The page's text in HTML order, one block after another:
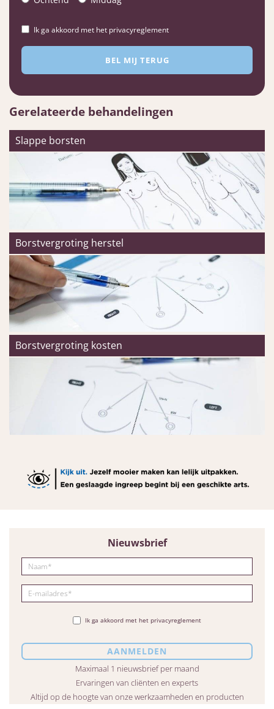
Ik ga akkoord met het privacyreglement
Gerelateerde behandelingen
Slappe borsten
Borstvergroting herstel
Borstvergroting kosten
Nieuwsbrief
Ik ga akkoord met het privacyreglement
Maximaal 1 nieuwsbrief per maand
Ervaringen van cliënten en experts
Altijd op de hoogte van onze werkzaamheden en producten